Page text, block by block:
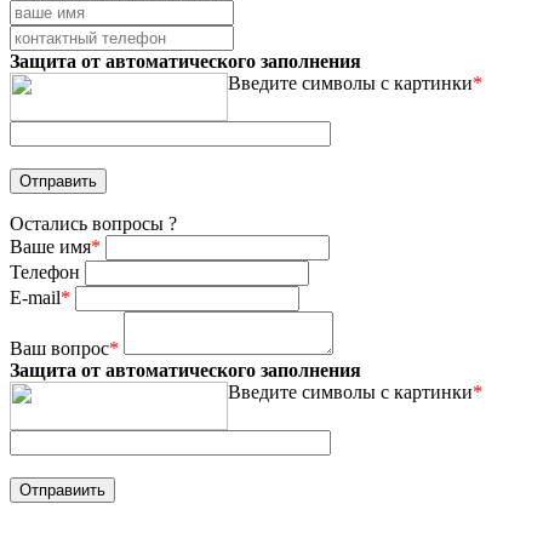
Защита от автоматического заполнения
Введите символы с картинки*
Остались вопросы ?
Ваше имя*
Телефон
E-mail*
Ваш вопрос*
Защита от автоматического заполнения
Введите символы с картинки*